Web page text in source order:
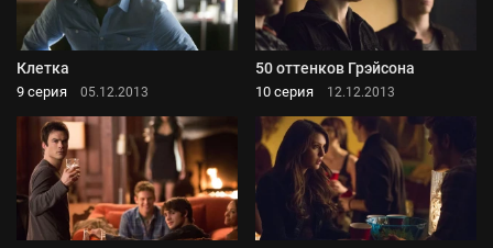
Клетка
9 серия 05.12.2013
50 оттенков Грэйсона
10 серия 12.12.2013